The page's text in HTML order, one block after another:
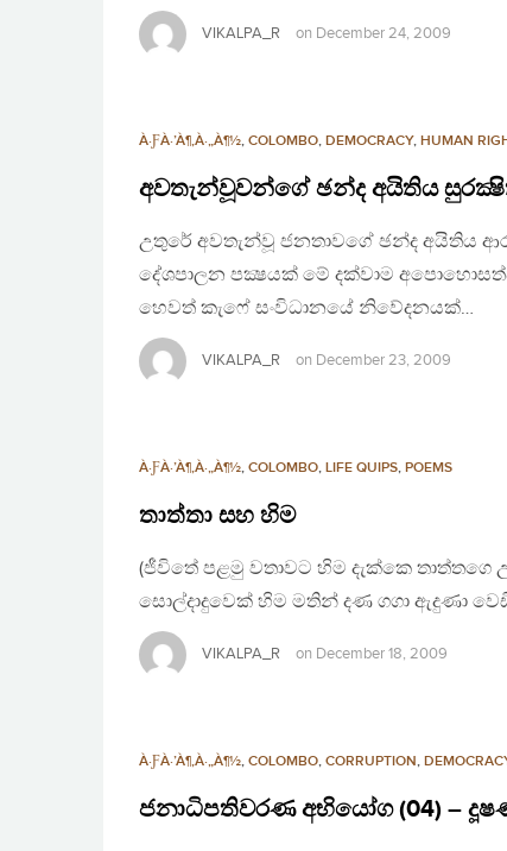
VIKALPA_R on December 24, 2009
À·ƑÀ·’À¶‚À·„À¶½, COLOMBO, DEMOCRACY, HUMAN
අවතැන්වූවන්ගේ ඡන්ද අයිතිය
උතුරේ අවතැන්වූ ජනතාවගේ ඡන්ද අයිතිය
දේශපාලන පක්‍ෂයක් මේ දක්වාම
හෙවත් කැෆේ සංවිධානයේ නිවේදනයක්…
VIKALPA_R on December 23, 2009
À·ƑÀ·’À¶‚À·„À¶½, COLOMBO, LIFE QUIPS, POEMS
තාත්තා සහ හිම
(ජීවිතේ පළමු වතාවට හිම දැක්කෙ තාත්තගෙ
සොල්දාදුවෙක් හිම මතින් දණ ගගා ඇදුණා
VIKALPA_R on December 18, 2009
À·ƑÀ·’À¶‚À·„À¶½, COLOMBO, CORRUPTION,
ජනාධිපතිවරණ අභියෝග (04) –